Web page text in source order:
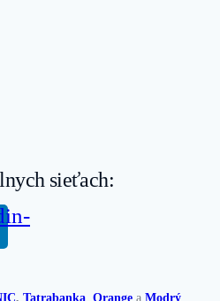
sieťach:
, Tatrabanka Orange a Modrý